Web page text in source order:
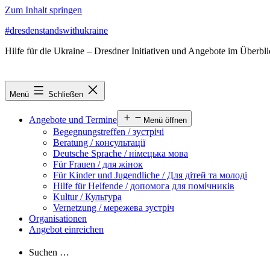
Zum Inhalt springen
#dresdenstandswithukraine
Hilfe für die Ukraine – Dresdner Initiativen und Angebote im
Menü Schließen
Angebote und Termine Menü öffnen
Begegnungstreffen / зустрічі
Beratung / консультації
Deutsche Sprache / німецька мова
Für Frauen / для жінок
Für Kinder und Jugendliche / Для дітей та молоді
Hilfe für Helfende / допомога для помічників
Kultur / Культура
Vernetzung / мережева зустріч
Organisationen
Angebot einreichen
Suchen …